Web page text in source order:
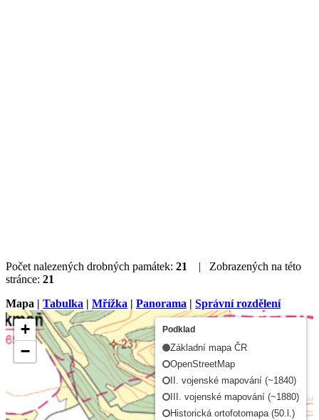
Počet nalezených drobných památek: 21
| Zobrazených na této
stránce: 21
Mapa | Tabulka | Mřížka | Panorama | Správní rozdělení
+
−
Podklad
Základní mapa ČR
OpenStreetMap
II. vojenské mapování (~1840)
III. vojenské mapování (~1880)
Historická ortofotomapa (50.l.)